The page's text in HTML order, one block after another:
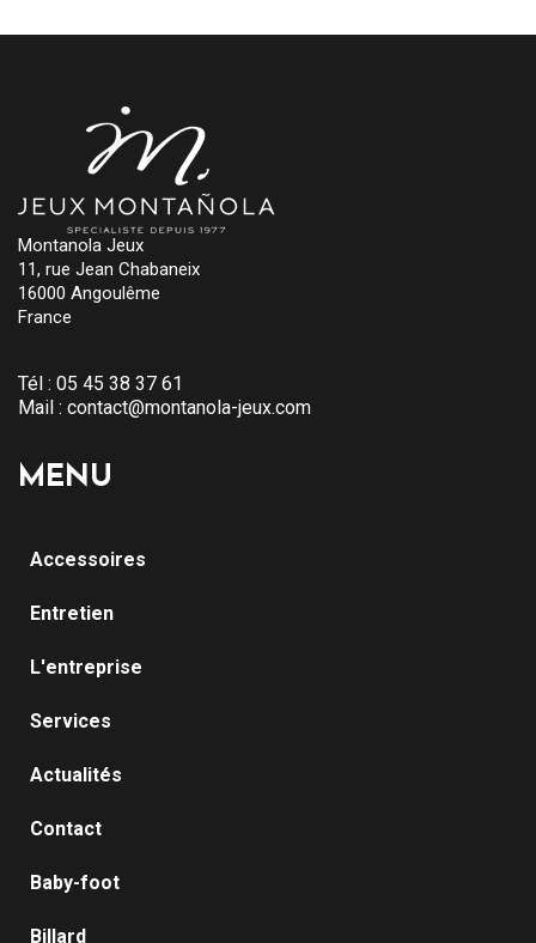
Montanola Jeux
11, rue Jean Chabaneix
16000 Angoulême
France
Tél : 05 45 38 37 61
Mail : contact@montanola-jeux.com
MENU
Accessoires
Entretien
L'entreprise
Services
Actualités
Contact
Baby-foot
Billard